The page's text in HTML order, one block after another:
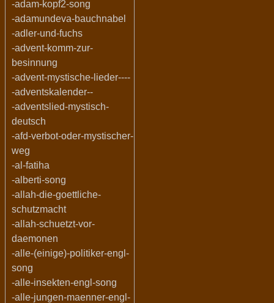
-adam-kopf2-song
-adamundeva-bauchnabel
-adler-und-fuchs
-advent-komm-zur-
besinnung
-advent-mystische-lieder----
-adventskalender--
-adventslied-mystisch-
deutsch
-afd-verbot-oder-mystischer-
weg
-al-fatiha
-alberti-song
-allah-die-goettliche-
schutzmacht
-allah-schuetzt-vor-
daemonen
-alle-(einige)-politiker-engl-
song
-alle-insekten-engl-song
-alle-jungen-maenner-engl-